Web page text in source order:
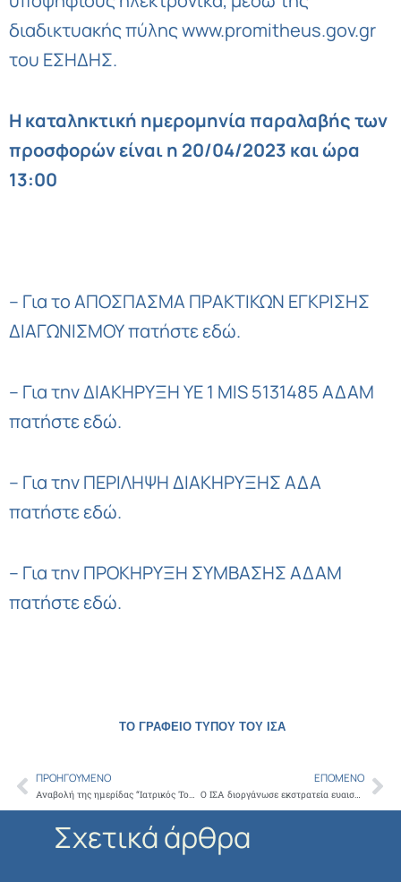
διαδικτυακής πύλης www.promitheus.gov.gr
του ΕΣΗΔΗΣ.
Η καταληκτική ημερομηνία παραλαβής των
προσφορών είναι η 20/04/2023 και ώρα
13:00
– Για το ΑΠΟΣΠΑΣΜΑ ΠΡΑΚΤΙΚΩΝ ΕΓΚΡΙΣΗΣ
ΔΙΑΓΩΝΙΣΜΟΥπατήστε εδώ.
– Για την ΔΙΑΚΗΡΥΞΗ ΥΕ 1 MIS 5131485 ΑΔΑΜ
πατήστε εδώ.
– Για την ΠΕΡΙΛΗΨΗ ΔΙΑΚΗΡΥΞΗΣ ΑΔΑ
πατήστε εδώ.
– Για την ΠΡΟΚΗΡΥΞΗ ΣΥΜΒΑΣΗΣ ΑΔΑΜ
πατήστε εδώ.
ΤΟ ΓΡΑΦΕΙΟ ΤΥΠΟΥ ΤΟΥ ΙΣΑ
Prev
ΠΡΟΗΓΟΎΜΕΝΟ
Αναβολή της ημερίδας “Ιατρικός Τουρισμός: Προοπτικές για το Μέλλον”
ΕΠΌΜΕΝΟ
Ο ΙΣΑ διοργάνωσε εκστρατεία ευαισθητοποίησης του κοινού, για την βία ενάντια στους υγειονομικούς
Σχετικά άρθρα